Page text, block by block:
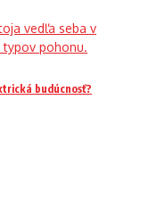
budúcnosť?